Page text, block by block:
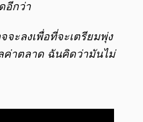
อีกว่า
จะลงเพื่อที่จะเตรียมพุ่ง
าตลาด ฉันคิดว่ามันไม่